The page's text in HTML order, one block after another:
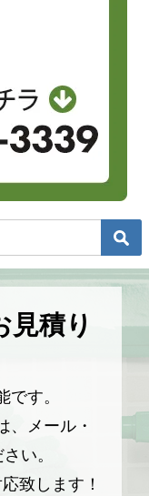
見積り
です。
、メール・
い。
致します！